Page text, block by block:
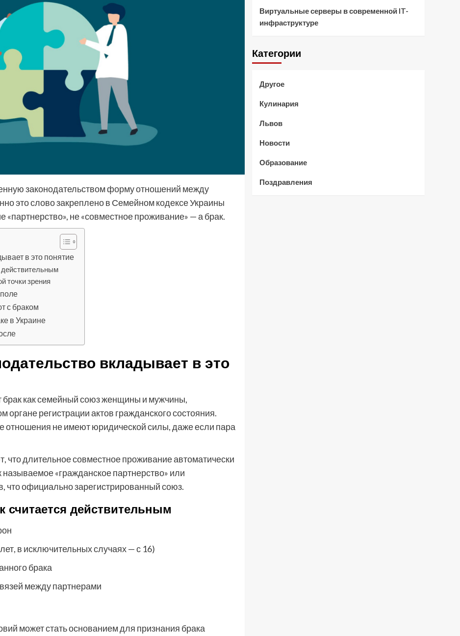
законодательством форму отношений между
это слово закреплено в Семейном кодексе Украины
«партнерство», не «совместное проживание» — а брак.
в это понятие
действительным
точки зрения
с браком
в Украине
вкладывает в это
как семейный союз женщины и мужчины,
органе регистрации актов гражданского состояния.
отношения не имеют юридической силы, даже если пара
что длительное совместное проживание автоматически
называемое «гражданское партнерство» или
что официально зарегистрированный союз.
считается действительным
в исключительных случаях — с 16)
брака
между партнерами
может стать основанием для признания брака
Виртуальные серверы в современной IT-
инфраструктуре
Категории
Другое
Кулинария
Львов
Новости
Образование
Поздравления